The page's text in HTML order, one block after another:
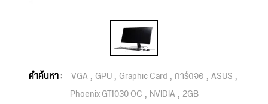
คำค้นหา : VGA GPU Graphic Card การ์ดจอ ASUS
Phoenix GT1030 OC NVIDIA 2GB